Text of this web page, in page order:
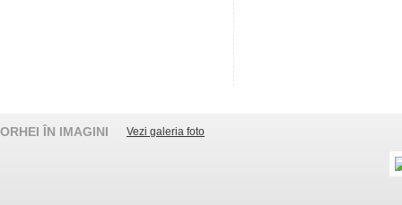
ORHEI ÎN IMAGINI Vezi galeria foto